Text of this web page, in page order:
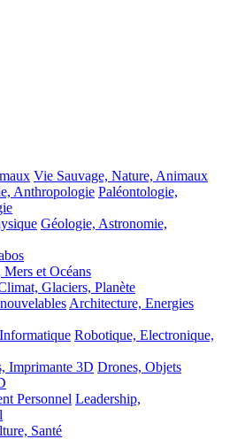
Vie Sauvage, Nature, Animaux
Anthropologie Paléontologie,
Géologie, Astronomie,
Mers et Océans
Glaciers, Planète
Architecture, Energies
Robotique, Electronique,
Imprimante 3D Drones, Objets
Personnel Leadership,
Santé